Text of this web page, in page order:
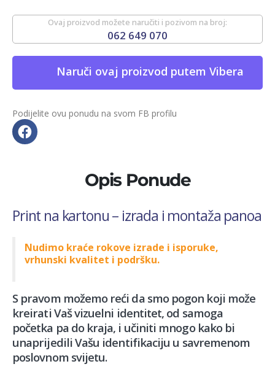
Ovaj proizvod možete naručiti i pozivom na broj:
062 649 070
Naruči ovaj proizvod putem Vibera
Podijelite ovu ponudu na svom FB profilu
Opis Ponude
Print na kartonu – izrada i montaža panoa
Nudimo kraće rokove izrade i isporuke,
vrhunski kvalitet i podršku.
S pravom možemo reći da smo pogon koji može
kreirati Vaš vizuelni identitet, od samoga
početka pa do kraja, i učiniti mnogo kako bi
unaprijedili Vašu identifikaciju u savremenom
poslovnom svijetu.